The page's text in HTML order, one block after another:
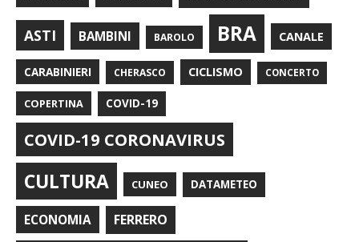
ASTI BAMBINI BAROLO BRA CANALE
CARABINIERI CHERASCO CICLISMO CONCERTO
COPERTINA COVID-19
COVID-19 CORONAVIRUS
CULTURA CUNEO DATAMETEO
ECONOMIA FERRERO